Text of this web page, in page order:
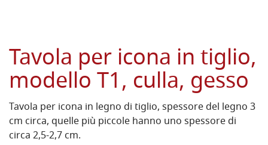
Tavola per icona in tiglio,
modello T1, culla, gesso
Tavola per icona in legno di tiglio, spessore del legno 3
cm circa, quellepiù piccole hanno uno spessore di
circa 2,5-2,7 cm.